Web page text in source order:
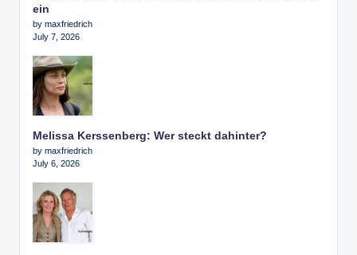
ein
by maxfriedrich
July 7, 2026
Melissa Kerssenberg: Wer steckt dahinter?
by maxfriedrich
July 6, 2026